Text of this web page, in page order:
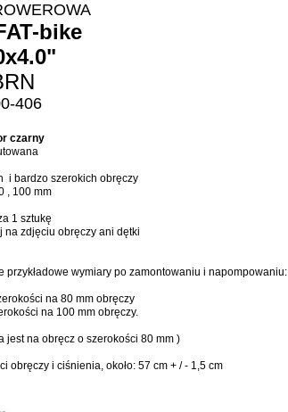
bike
406
czarny
i bardzo szerokich obręczy
, 100 mm
1 sztukę
zdjęciu obręczy ani dętki
wymiary po zamontowaniu i napompowaniu:
na 80 mm obręczy
na 100 mm obręczy.
jest na obręcz o szerokości 80 mm )
obręczy i ciśnienia, około: 57 cm + / - 1,5 cm